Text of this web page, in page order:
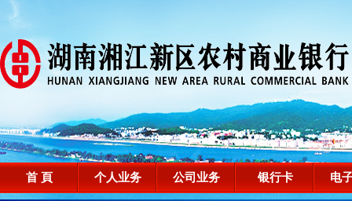
首 頁 个人业务 公司业务 银行卡 电